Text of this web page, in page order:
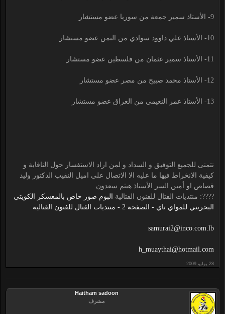
9- الأستاذ سمير جمعة من سوريا عضو مستشار
10- الأستاذ علي داوود سوادي من اليمن عضو مستشار
11- الأستاذ سمير عثمان من فلسطين عضو مستشار
12- الأستاذ محمد صبيح من مصر عضو مستشار
13- الأستاذ عمر النعيمي من العراق عضو مستشار
نتمنى للجميع التوفيق و السداد و لمن اراد الاستفسار حول الناقابة و
كيفية الانخراط فيها ما عليه الا الاتصال على اميل النقيب الدكتور وليد
قصاص او أمين السر الأستاذ هيثم سعدون
????: منتديات القتال للفنون القتالية
البوم صور خاص بالمعسكر الكويتي
البحريني للمواي تاي - الصفحة 2 - منتديات القتال للفنون القتالية
samurai2@inco.com.lb
h_muaythai@hotmail.com
Haitham sadoon
مشرف